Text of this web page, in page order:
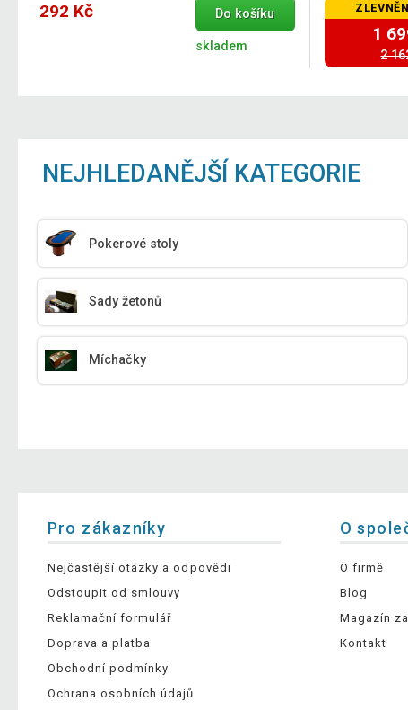
292 Kč Do košíku
skladem
1
2
NEJHLEDANĚJŠÍ KATEGORIE
Pokerové stoly
Sady žetonů
Míchačky
Pro zákazníky
Nejčastější otázky a odpovědi
Odstoupit od smlouvy
Reklamační formulář
Doprava a platba
Obchodní podmínky
Ochrana osobních údajů
O
O firmě
Blog
Magazín
Kontakt